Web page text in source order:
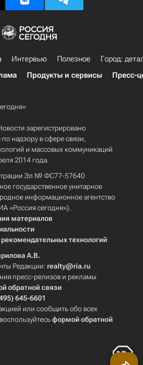
Интервью Полезное
Город:
Продукты и сервисы Пресс-
зарегистрировано
надзору в сфере связи,
и массовых коммуникаций
2014 года.
Эл № ФС77-57640
государственное унитарное
информационное агентство
«Россия сегодня»).
материалов
технологий
А.В.
Редакции: realty@ria.ru
пресс-релизов и рекламы
обратной связи
645-6601
или сообщить обо всех
формой обратной